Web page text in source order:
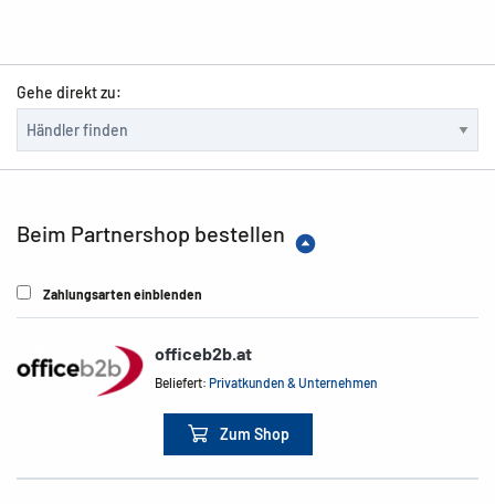
Gehe direkt zu:
Beim Partnershop bestellen
Zahlungsarten einblenden
officeb2b.at
Beliefert:Privatkunden & Unternehmen
Zum Shop